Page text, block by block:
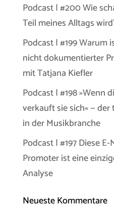
Podcast | #200 Wie
Teil meines Alltags
Podcast | #199 Warum
nicht dokumentierter
mit Tatjana Kiefler
Podcast | #198 »Wenn
verkauft sie sich« —
in der Musikbranche
Podcast | #197 Diese
Promoter ist eine
Analyse
Neueste Kommentare